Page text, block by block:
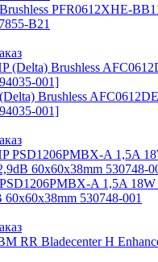
PFR0612XHE-
B21
Brushless
001]
A 1,5A
530748-001